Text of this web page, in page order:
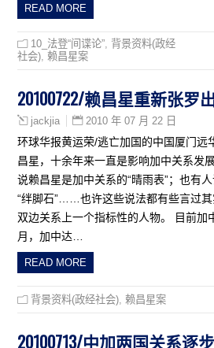
READ MORE
10_法登“间谍论” 背景资料(政经
社会) ,赖昌星案
20100722/赖昌星重新张罗
jackjia 2010 年 07 月 22 日
环球华报黄运荣/逃亡加国的中国厦门远
昌星，十余年来一直是影响加中关系发
说赖昌星是加中关系的“晴雨表”；也有
“绊脚石”……也许这些说法都有些言过
双边关系上一个指标性的人物。 目前加
月，加中达…
READ MORE
背景资料(政经社会) ,赖昌星案
20100713/中加两国关系逐